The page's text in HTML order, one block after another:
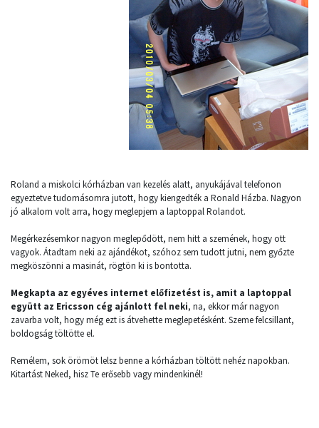
Roland a miskolci kórházban van kezelés alatt, anyukájával telefonon
egyeztetve tudomásomra jutott, hogy kiengedték a Ronald Házba. Nagyon
jó alkalom volt arra, hogy meglepjem a laptoppal Rolandot.
Megérkezésemkor nagyon meglepődött, nem hitt a szemének, hogy ott
vagyok. Átadtam neki az ajándékot, szóhoz sem tudott jutni, nem győzte
megköszönni a masinát, rögtön ki is bontotta.
Megkapta az egyéves internet előfizetést is, amit a laptoppal
együtt az Ericsson cég ajánlott fel neki, na, ekkor már nagyon
zavarba volt, hogy még ezt is átvehette meglepetésként. Szeme felcsillant,
boldogság töltötte el.
Remélem, sok örömöt lelsz benne a kórházban töltött nehéz napokban.
Kitartást Neked, hisz Te erősebb vagy mindenkinél!